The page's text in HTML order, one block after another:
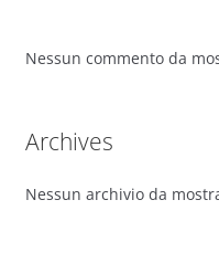
Nessun commento da
Archives
Nessun archivio da